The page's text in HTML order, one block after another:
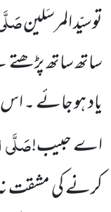
توسیّد المرسَلین
ساتھ ساتھ پڑھتے
یاد ہو جائے ۔ اس
اے حبیب!صَلَّی
کرنے کی مشقت